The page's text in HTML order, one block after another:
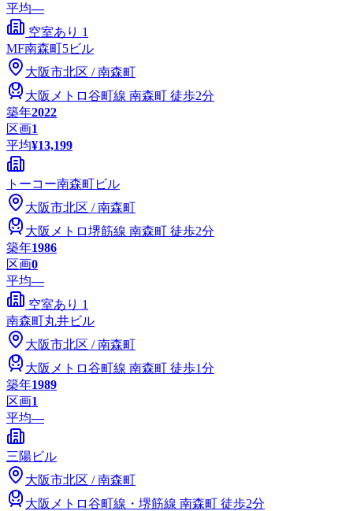
平均—
空室あり 1
MF南森町5ビル
大阪市北区 /南森町
大阪メトロ谷町線 南森町 徒歩2分
築年2022
区画1
平均¥13,199
トーコー南森町ビル
大阪市北区 /南森町
大阪メトロ堺筋線 南森町 徒歩2分
築年1986
区画0
平均—
空室あり 1
南森町丸井ビル
大阪市北区 /南森町
大阪メトロ谷町線 南森町 徒歩1分
築年1989
区画1
平均—
三陽ビル
大阪市北区 /南森町
大阪メトロ谷町線・堺筋線 南森町 徒歩2分